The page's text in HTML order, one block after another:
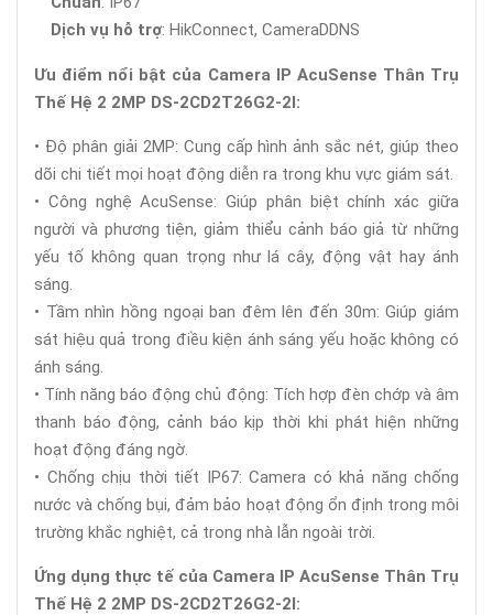
Dịch vụ hỗ trợ: HikConnect, CameraDDNS
Ưu điểm nổi bật của Camera IP AcuSense Thân Trụ
Thế Hệ 2 2MP DS-2CD2T26G2-2I:
• Độ phân giải 2MP: Cung cấp hình ảnh sắc nét, giúp theo
dõi chi tiết mọi hoạt động diễn ra trong khu vực giám sát.
• Công nghệ AcuSense: Giúp phân biệt chính xác giữa
người và phương tiện, giảm thiểu cảnh báo giả từ những
yếu tố không quan trọng như lá cây, động vật hay ánh
sáng.
• Tầm nhìn hồng ngoại ban đêm lên đến 30m: Giúp giám
sát hiệu quả trong điều kiện ánh sáng yếu hoặc không có
ánh sáng.
• Tính năng báo động chủ động: Tích hợp đèn chớp và âm
thanh báo động, cảnh báo kịp thời khi phát hiện những
hoạt động đáng ngờ.
• Chống chịu thời tiết IP67: Camera có khả năng chống
nước và chống bụi, đảm bảo hoạt động ổn định trong môi
trường khắc nghiệt, cả trong nhà lẫn ngoài trời.
Ứng dụng thực tế của Camera IP AcuSense Thân Trụ
Thế Hệ 2 2MP DS-2CD2T26G2-2I: